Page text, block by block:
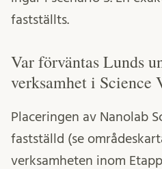
fastställts.
Var förväntas Lunds
verksamhet i Science
Placeringen av Nanolab
fastställd (se
verksamheten inom